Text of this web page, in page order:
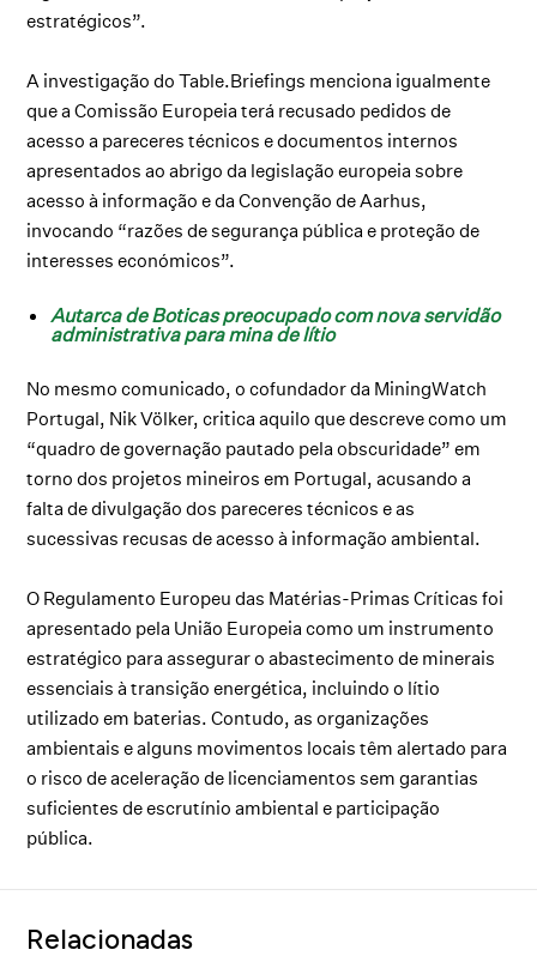
estratégicos”.
A investigação do Table.Briefings menciona igualmente
que a Comissão Europeia terá recusado pedidos de
acesso a pareceres técnicos e documentos internos
apresentados ao abrigo da legislação europeia sobre
acesso à informação e da Convenção de Aarhus,
invocando “razões de segurança pública e proteção de
interesses económicos”.
Autarca de Boticas preocupado com nova servidão
administrativa para mina de lítio
No mesmo comunicado, o cofundador da MiningWatch
Portugal, Nik Völker, critica aquilo que descreve como um
“quadro de governação pautado pela obscuridade” em
torno dos projetos mineiros em Portugal, acusando a
falta de divulgação dos pareceres técnicos e as
sucessivas recusas de acesso à informação ambiental.
O Regulamento Europeu das Matérias-Primas Críticas foi
apresentado pela União Europeia como um instrumento
estratégico para assegurar o abastecimento de minerais
essenciais à transição energética, incluindo o lítio
utilizado em baterias. Contudo, as organizações
ambientais e alguns movimentos locais têm alertado para
o risco de aceleração de licenciamentos sem garantias
suficientes de escrutínio ambiental e participação
pública.
Relacionadas